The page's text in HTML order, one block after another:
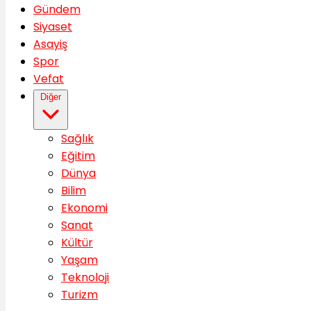
Gündem
Siyaset
Asayiş
Spor
Vefat
Diğer
Sağlık
Eğitim
Dünya
Bilim
Ekonomi
Sanat
Kültür
Yaşam
Teknoloji
Turizm